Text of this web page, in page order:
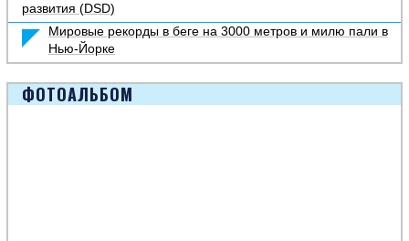
развития (DSD)
Мировые рекорды в беге на 3000 метров и милю пали в
Нью-Йорке
ФОТОАЛЬБОМ